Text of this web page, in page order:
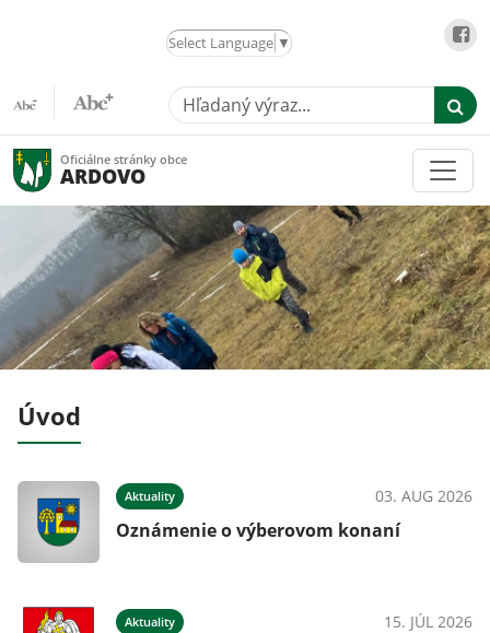
Select Language ▼
Hľadaný výraz...
Oficiálne stránky obce
ARDOVO
Úvod
Aktuality 03. AUG 2026
Oznámenie o výberovom konaní
Aktuality 15. JÚL 2026